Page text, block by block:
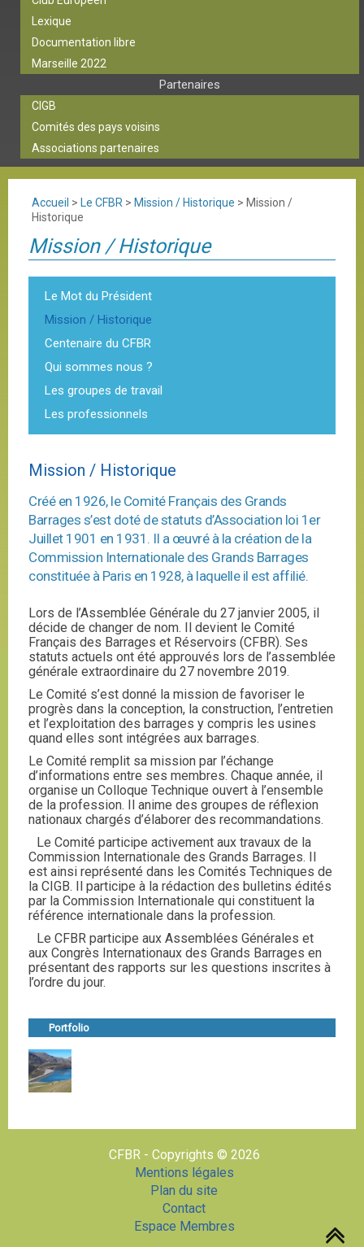
Lexique
Documentation libre
Marseille 2022
Partenaires
CIGB
Comités des pays voisins
Associations partenaires
Accueil > Le CFBR > Mission / Historique > Mission /
Historique
Mission / Historique
Le Mot du Président
Mission / Historique
Centenaire du CFBR
Qui sommes nous ?
Les groupes de travail
Les professionnels
Mission / Historique
Créé en 1926, le Comité Français des Grands
Barrages s’est doté de statuts d’Association loi 1er
Juillet 1901 en 1931. Il a œuvré à la création de la
Commission Internationale des Grands Barrages
constituée à Paris en 1928, à laquelle il est affilié.
Lors de l’Assemblée Générale du 27 janvier 2005, il
décide de changer de nom. Il devient le Comité
Français des Barrages et Réservoirs (CFBR). Ses
statuts actuels ont été approuvés lors de l’assemblée
générale extraordinaire du 27 novembre 2019.
Le Comité s’est donné la mission de favoriser le
progrès dans la conception, la construction, l’entretien
et l’exploitation des barrages y compris les usines
quand elles sont intégrées aux barrages.
Le Comité remplit sa mission par l’échange
d’informations entre ses membres. Chaque année, il
organise un Colloque Technique ouvert à l’ensemble
de la profession. Il anime des groupes de réflexion
nationaux chargés d’élaborer des recommandations.
Le Comité participe activement aux travaux de la
Commission Internationale des Grands Barrages. Il
est ainsi représenté dans les Comités Techniques de
la CIGB. Il participe à la rédaction des bulletins édités
par la Commission Internationale qui constituent la
référence internationale dans la profession.
Le CFBR participe aux Assemblées Générales et
aux Congrès Internationaux des Grands Barrages en
présentant des rapports sur les questions inscrites à
l’ordre du jour.
Portfolio
CFBR - Copyrights © 2026
Mentions légales
Plan du site
Contact
Espace Membres